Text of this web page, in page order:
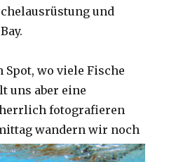
und
Spot, wo viele Fische
uns aber eine
fotografieren
wandern wir noch